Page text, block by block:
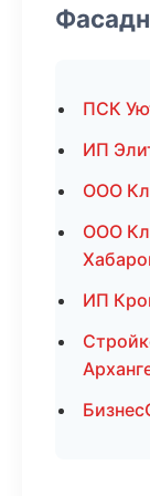
ПСК
ИП
ООО
ООО
ИП